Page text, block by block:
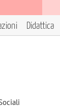
Didattica